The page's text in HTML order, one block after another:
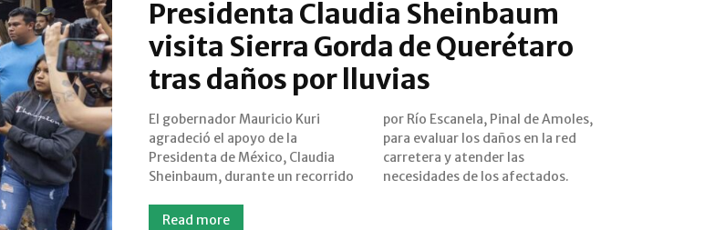
Presidenta Claudia Sheinbaum
visita Sierra Gorda de Querétaro
tras daños por lluvias
El gobernador Mauricio Kuri
agradeció el apoyo de la
Presidenta de México, Claudia
Sheinbaum, durante un recorrido
por Río Escanela, Pinal de Amoles,
para evaluar los daños en la red
carretera y atender las
necesidades de los afectados.
Read more